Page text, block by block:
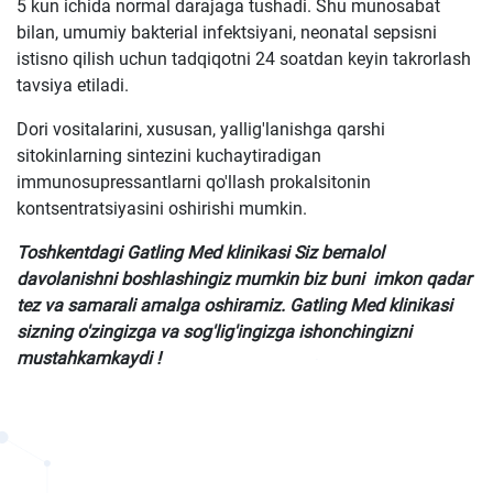
5 kun ichida normal darajaga tushadi. Shu munosabat
bilan, umumiy bakterial infektsiyani, neonatal sepsisni
istisno qilish uchun tadqiqotni 24 soatdan keyin takrorlash
tavsiya etiladi.
Dori vositalarini, xususan, yallig'lanishga qarshi
sitokinlarning sintezini kuchaytiradigan
immunosupressantlarni qo'llash prokalsitonin
kontsentratsiyasini oshirishi mumkin.
Toshkentdagi Gatling Med klinikasi Siz bemalol
davolanishni boshlashingiz mumkin biz buni imkon qadar
tez va samarali amalga oshiramiz. Gatling Med klinikasi
sizning o'zingizga va sog'lig'ingizga ishonchingizni
mustahkamkaydi !